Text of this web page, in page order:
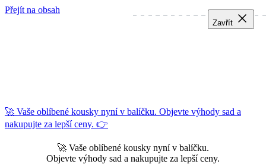
Přejít na obsah
🚀 Vaše oblíbené kousky nyní v balíčku. Objevte výhody sad a
nakupujte za lepší ceny. 👉
🚀 Vaše oblíbené kousky nyní v balíčku.
Objevte výhody sad a nakupujte za lepší ceny.
Zavřít
Zavřít
Zavřít